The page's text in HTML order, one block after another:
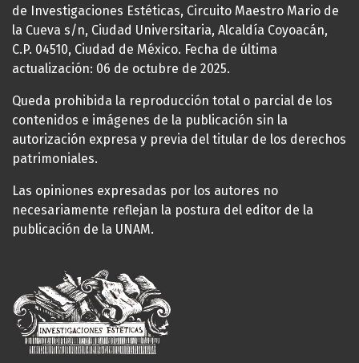
de Investigaciones Estéticas, Circuito Maestro Mario de
la Cueva s/n, Ciudad Universitaria, Alcaldía Coyoacán,
C.P. 04510, Ciudad de México. Fecha de última
actualización: 06 de octubre de 2025.
Queda prohibida la reproducción total o parcial de los
contenidos e imágenes de la publicación sin la
autorización expresa y previa del titular de los derechos
patrimoniales.
Las opiniones expresadas por los autores no
necesariamente reflejan la postura del editor de la
publicación de la UNAM.